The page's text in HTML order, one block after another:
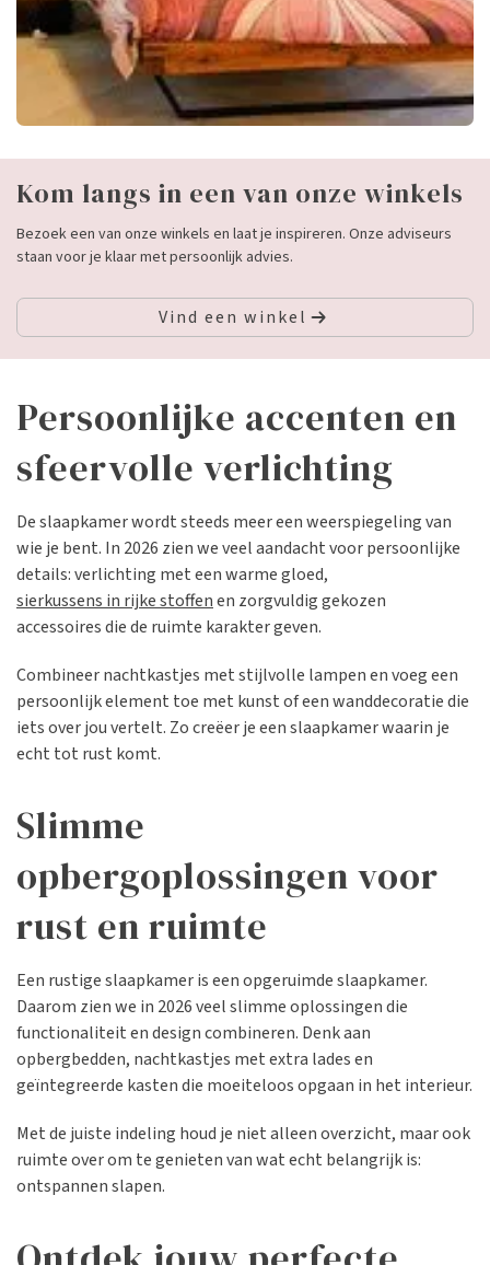
Kom langs in een van onze winkels
Bezoek een van onze winkels en laat je inspireren. Onze adviseurs
staan voor je klaar met persoonlijk advies.
Vind een winkel
Persoonlijke accenten en
sfeervolle verlichting
De slaapkamer wordt steeds meer een weerspiegeling van
wie je bent. In 2026 zien we veel aandacht voor persoonlijke
details: verlichting met een warme gloed,
sierkussens in rijke stoffenen zorgvuldig gekozen
accessoires die de ruimte karakter geven.
Combineer nachtkastjes met stijlvolle lampen en voeg een
persoonlijk element toe met kunst of een wanddecoratie die
iets over jou vertelt. Zo creëer je een slaapkamer waarin je
echt tot rust komt.
Slimme
opbergoplossingen voor
rust en ruimte
Een rustige slaapkamer is een opgeruimde slaapkamer.
Daarom zien we in 2026 veel slimme oplossingen die
functionaliteit en design combineren. Denk aan
opbergbedden, nachtkastjes met extra lades en
geïntegreerde kasten die moeiteloos opgaan in het interieur.
Met de juiste indeling houd je niet alleen overzicht, maar ook
ruimte over om te genieten van wat echt belangrijk is:
ontspannen slapen.